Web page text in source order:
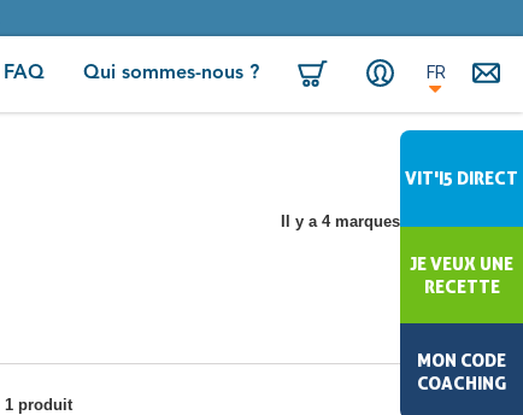
FAQ Qui sommes-nous ? FR
VIT'I5 DIRECT
JE VEUX UNE
RECETTE
MON CODE
COACHING
Il y a 4 marques
1 produit